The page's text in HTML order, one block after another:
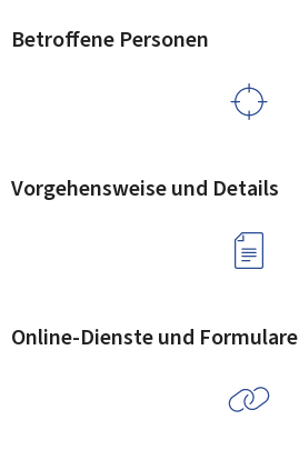
Betroffene Personen
Vorgehensweise und Details
Online-Dienste und Formulare